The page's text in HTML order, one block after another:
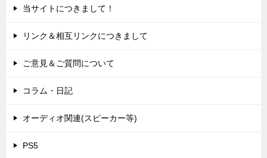
当サイトにつきまして！
リンク＆相互リンクにつきまして
ご意見＆ご質問について
コラム・日記
オーディオ関連(スピーカー等)
PS5